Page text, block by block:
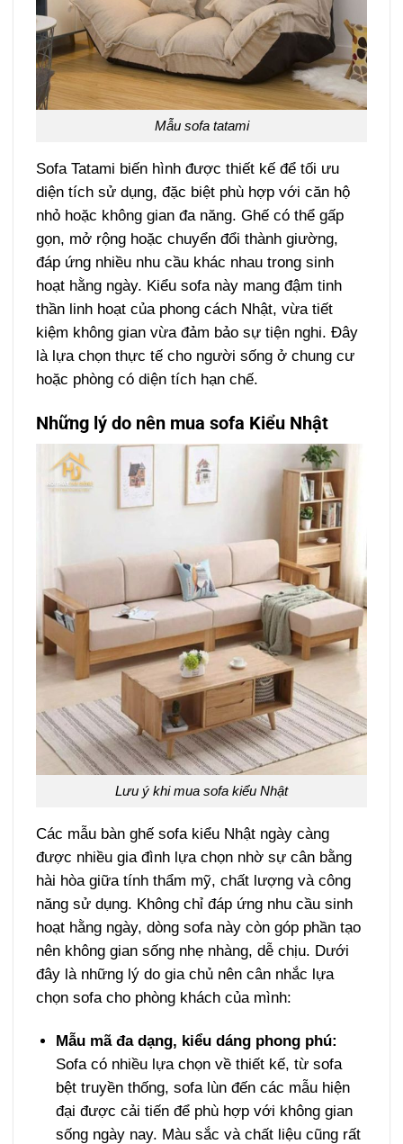
Mẫu sofa tatami
Sofa Tatami biến hình được thiết kế để tối ưu
diện tích sử dụng, đặc biệt phù hợp với căn hộ
nhỏ hoặc không gian đa năng. Ghế có thể gấp
gọn, mở rộng hoặc chuyển đổi thành giường,
đáp ứng nhiều nhu cầu khác nhau trong sinh
hoạt hằng ngày. Kiểu sofa này mang đậm tinh
thần linh hoạt của phong cách Nhật, vừa tiết
kiệm không gian vừa đảm bảo sự tiện nghi. Đây
là lựa chọn thực tế cho người sống ở chung cư
hoặc phòng có diện tích hạn chế.
Những lý do nên mua sofa Kiểu Nhật
Lưu ý khi mua sofa kiểu Nhật
Các mẫu bàn ghế sofa kiểu Nhật ngày càng
được nhiều gia đình lựa chọn nhờ sự cân bằng
hài hòa giữa tính thẩm mỹ, chất lượng và công
năng sử dụng. Không chỉ đáp ứng nhu cầu sinh
hoạt hằng ngày, dòng sofa này còn góp phần tạo
nên không gian sống nhẹ nhàng, dễ chịu. Dưới
đây là những lý do gia chủ nên cân nhắc lựa
chọn sofa cho phòng khách của mình:
Mẫu mã đa dạng, kiểu dáng phong phú:
Sofa có nhiều lựa chọn về thiết kế, từ sofa
bệt truyền thống, sofa lùn đến các mẫu hiện
đại được cải tiến để phù hợp với không gian
sống ngày nay. Màu sắc và chất liệu cũng rất